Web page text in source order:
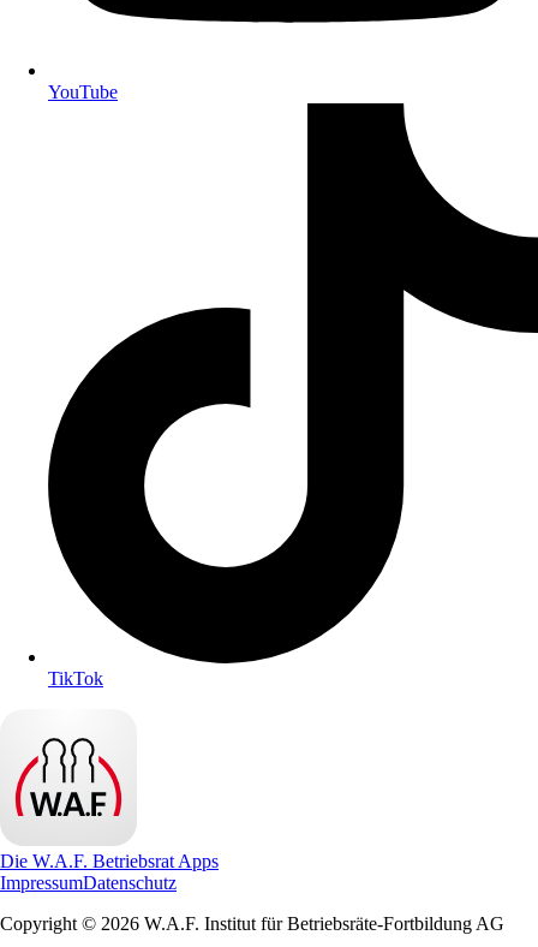
YouTube
TikTok
Die W.A.F. Betriebsrat Apps
ImpressumDatenschutz
Copyright © 2026 W.A.F. Institut für Betriebsräte-Fortbildung AG